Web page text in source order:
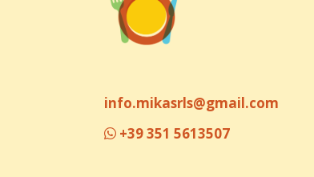
info.mikasrls@gmail.com
+39 351 5613507